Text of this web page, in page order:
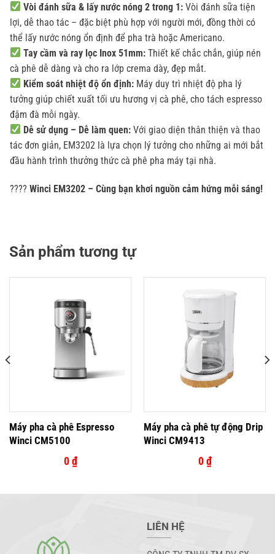
Vòi đánh sữa & lấy nước nóng 2 trong 1: Vòi đánh sữa tiện
lợi, dễ thao tác – đặc biệt phù hợp với người mới, đồng thời có
thể lấy nước nóng ổn định để pha trà hoặc Americano.
Tay cầm và ray lọc Inox 51mm: Thiết kế chắc chắn, giúp nén
cà phê dễ dàng và cho ra lớp crema dày, đẹp mắt.
Kiểm soát nhiệt độ ổn định: Máy duy trì nhiệt độ pha lý
tưởng giúp chiết xuất tối ưu hương vị cà phê, cho tách espresso
đậm đà mỗi ngày.
Dễ sử dụng – Dễ làm quen: Với giao diện thân thiện và thao
tác đơn giản, EM3202 là lựa chọn lý tưởng cho những ai mới bắt
đầu hành trình thưởng thức cà phê pha máy tại nhà.
???? Winci EM3202 – Cùng bạn khơi nguồn cảm hứng mỗi sáng!
Sản phẩm tương tự
Máy pha cà phê Espresso
Winci CM5100
0₫
Máy pha cà phê tự động Drip
Winci CM9413
0₫
LIÊN HỆ